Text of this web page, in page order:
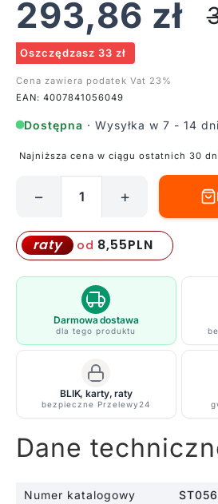
293,86 zł
Oszczędzasz 33 zł
Cena zawiera podatek Vat 23%
EAN: 4007841056049
Dostępna · Wysyłka w 7 - 14
Najniższa cena w ciągu ostatnich 30
RS
PRO
LED
o
strumieniu
lm
i
barwie
4000
− +
raty od 8,55PLN
Darmowa dostawa
dla tego produktu
BLIK, karty, raty
bezpieczne Przelewy24
Dane
Numer katalogowy